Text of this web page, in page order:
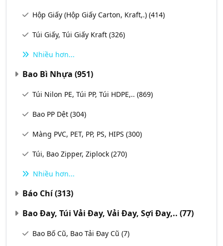
Hộp Giấy (Hộp Giấy Carton, Kraft,.) (414)
Túi Giấy, Túi Giấy Kraft (326)
Nhiều hơn...
Bao Bì Nhựa (951)
Túi Nilon PE, Túi PP, Túi HDPE,.. (869)
Bao PP Dệt (304)
Màng PVC, PET, PP, PS, HIPS (300)
Túi, Bao Zipper, Ziplock (270)
Nhiều hơn...
Báo Chí(313)
Bao Đay, Túi Vải Đay, Vải Đay, Sợi Đay,.. (77)
Bao Bố Cũ, Bao Tải Đay Cũ (7)